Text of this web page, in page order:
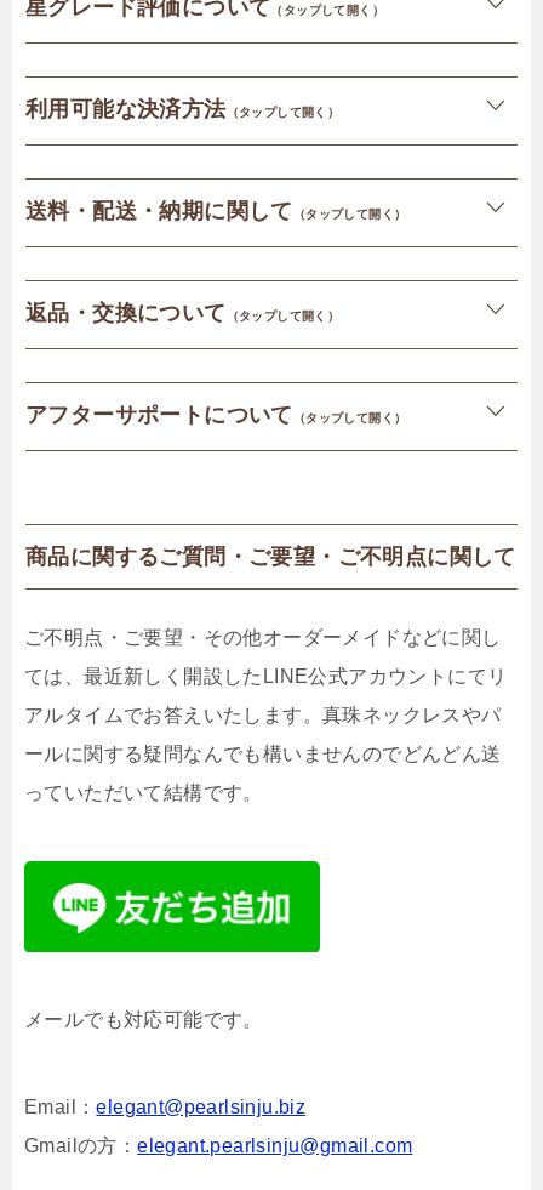
星グレード評価について （タップして開く）
利用可能な決済方法（タップして開く）
送料・配送・納期に関して （タップして開く）
返品・交換について （タップして開く）
アフターサポートについて （タップして開く）
商品に関するご質問・ご要望・ご不明点に関して
ご不明点・ご要望・その他オーダーメイドなどに関し
ては、最近新しく開設したLINE公式アカウントにてリ
アルタイムでお答えいたします。真珠ネックレスやパ
ールに関する疑問なんでも構いませんのでどんどん送
っていただいて結構です。
メールでも対応可能です。
Email：elegant@pearlsinju.biz
Gmailの方：elegant.pearlsinju@gmail.com